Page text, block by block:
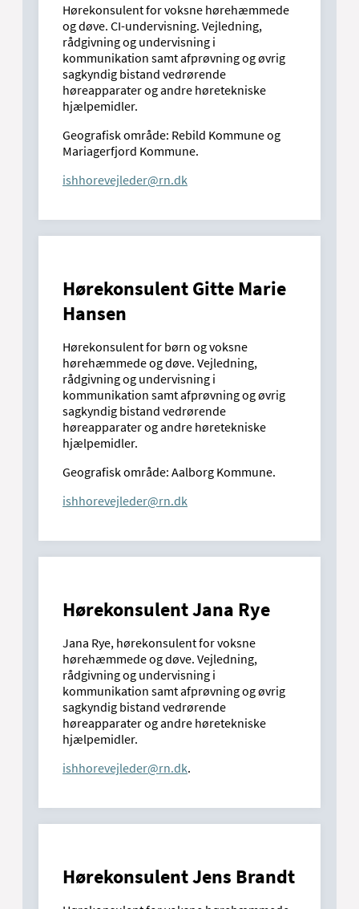
Hørekonsulent for voksne hørehæmmede
og døve. CI-undervisning. Vejledning,
rådgivning og undervisning i
kommunikation samt afprøvning og øvrig
sagkyndig bistand vedrørende
høreapparater og andre høretekniske
hjælpemidler.
Geografisk område: Rebild Kommune og
Mariagerfjord Kommune.
ishhorevejleder@rn.dk
Hørekonsulent Gitte Marie
Hansen
Hørekonsulent for børn og voksne
hørehæmmede og døve. Vejledning,
rådgivning og undervisning i
kommunikation samt afprøvning og øvrig
sagkyndig bistand vedrørende
høreapparater og andre høretekniske
hjælpemidler.
Geografisk område: Aalborg Kommune.
ishhorevejleder@rn.dk
Hørekonsulent Jana Rye
Jana Rye, hørekonsulent for voksne
hørehæmmede og døve. Vejledning,
rådgivning og undervisning i
kommunikation samt afprøvning og øvrig
sagkyndig bistand vedrørende
høreapparater og andre høretekniske
hjælpemidler.
ishhorevejleder@rn.dk.
Hørekonsulent Jens Brandt